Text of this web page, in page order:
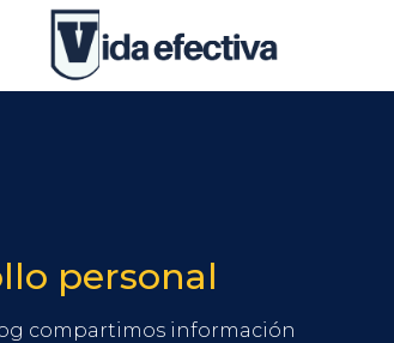
personal
compartimos información